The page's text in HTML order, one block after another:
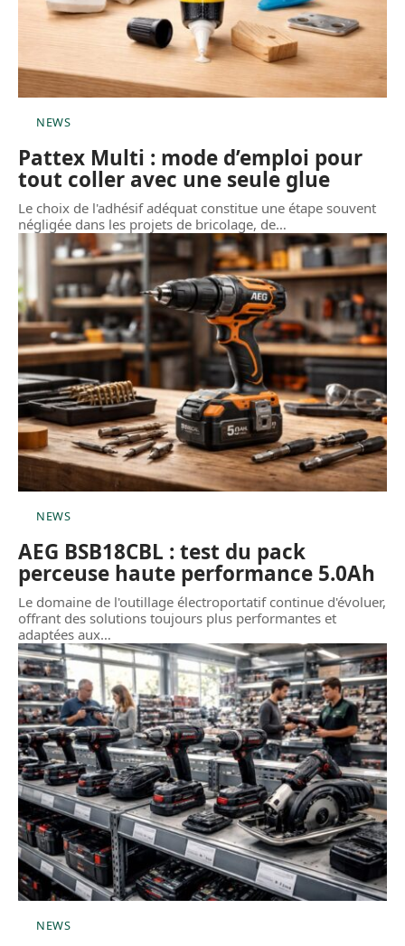
NEWS
Pattex Multi : mode d’emploi pour
tout coller avec une seule glue
Le choix de l'adhésif adéquat constitue une étape souvent
négligée dans les projets de bricolage, de…
NEWS
AEG BSB18CBL : test du pack
perceuse haute performance 5.0Ah
Le domaine de l'outillage électroportatif continue d'évoluer,
offrant des solutions toujours plus performantes et
adaptées aux…
NEWS